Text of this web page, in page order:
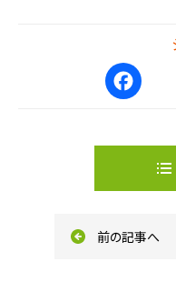
e
o
前の記事へ